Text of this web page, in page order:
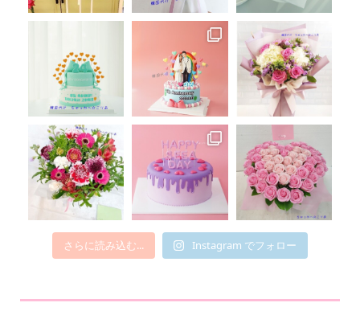
さらに読み込む... Instagram でフォロー